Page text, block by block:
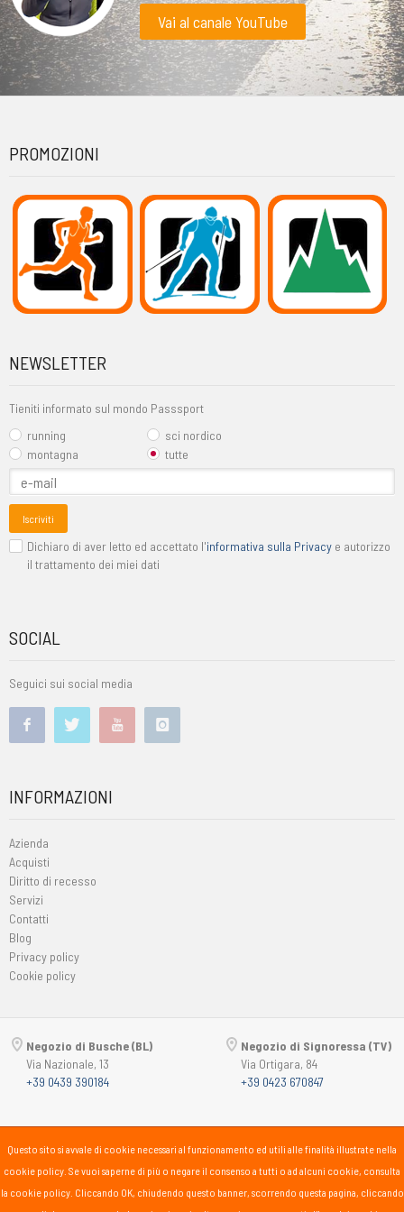
Vai al canale YouTube
PROMOZIONI
NEWSLETTER
Tieniti informato sul mondo Passsport
running
sci nordico
montagna
tutte
Iscriviti
Dichiaro di aver letto ed accettato l'informativa sulla Privacy e autorizzo
il trattamento dei miei dati
SOCIAL
Seguici sui social media
INFORMAZIONI
Azienda
Acquisti
Diritto di recesso
Servizi
Contatti
Blog
Privacy policy
Cookie policy
Negozio di Busche (BL)
Via Nazionale, 13
+39 0439 390184
Negozio di Signoressa (TV)
Via Ortigara, 84
+39 0423 670847
lunedì
15:30-19:30
Questo sito si avvale di cookie necessari al funzionamento ed utili alle finalità illustrate nella
cookie policy. Se vuoi saperne di più o negare il consenso a tutti o ad alcuni cookie, consulta
la cookie policy. Cliccando OK, chiudendo questo banner, scorrendo questa pagina, cliccando